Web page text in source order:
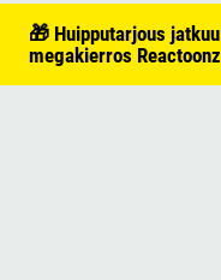
🎁 Huipputarjous
megakierros